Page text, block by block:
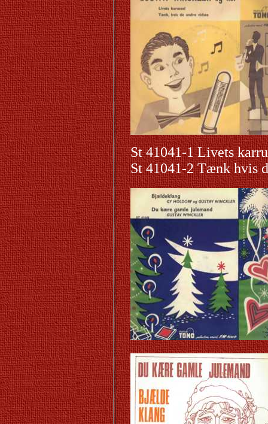
St 41041-1 Livets
St 41041-2 Tænk hvis